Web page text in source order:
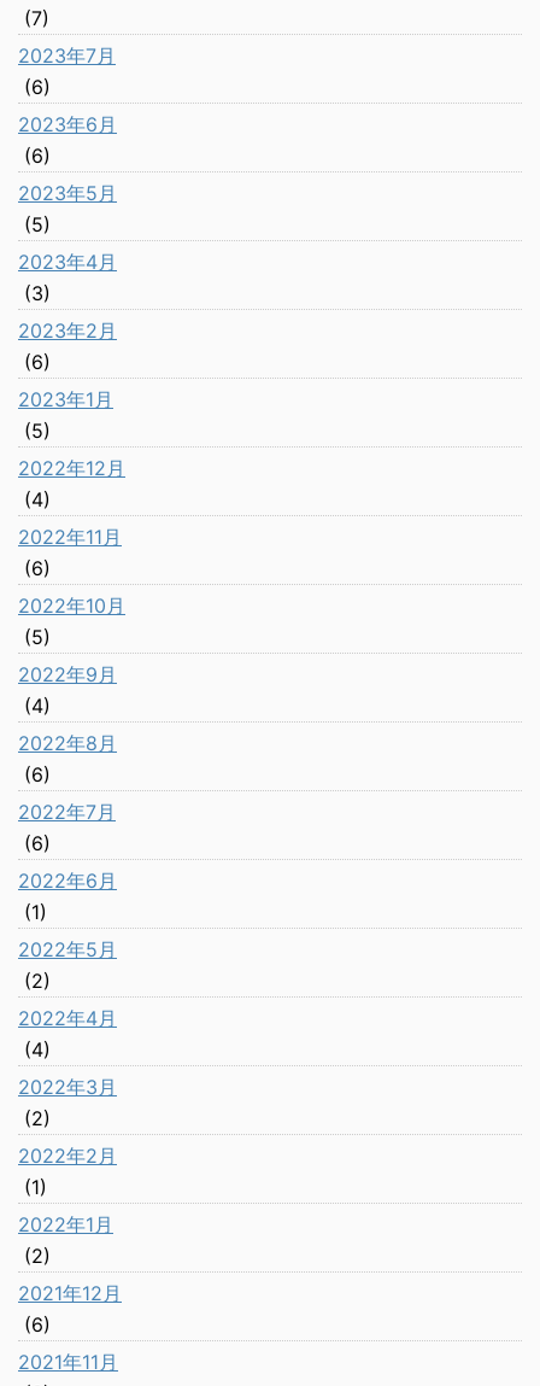
(7)
2023年7月
(6)
2023年6月
(6)
2023年5月
(5)
2023年4月
(3)
2023年2月
(6)
2023年1月
(5)
2022年12月
(4)
2022年11月
(6)
2022年10月
(5)
2022年9月
(4)
2022年8月
(6)
2022年7月
(6)
2022年6月
(1)
2022年5月
(2)
2022年4月
(4)
2022年3月
(2)
2022年2月
(1)
2022年1月
(2)
2021年12月
(6)
2021年11月